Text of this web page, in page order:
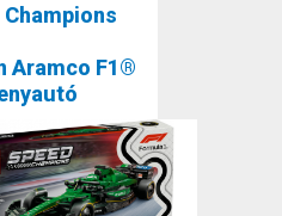
Champions
Aramco F1®